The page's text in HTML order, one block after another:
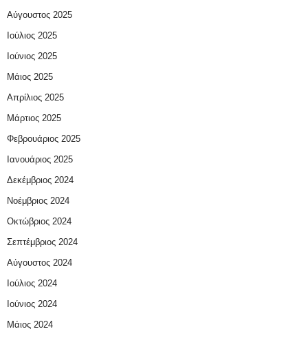
Αύγουστος 2025
Ιούλιος 2025
Ιούνιος 2025
Μάιος 2025
Απρίλιος 2025
Μάρτιος 2025
Φεβρουάριος 2025
Ιανουάριος 2025
Δεκέμβριος 2024
Νοέμβριος 2024
Οκτώβριος 2024
Σεπτέμβριος 2024
Αύγουστος 2024
Ιούλιος 2024
Ιούνιος 2024
Μάιος 2024